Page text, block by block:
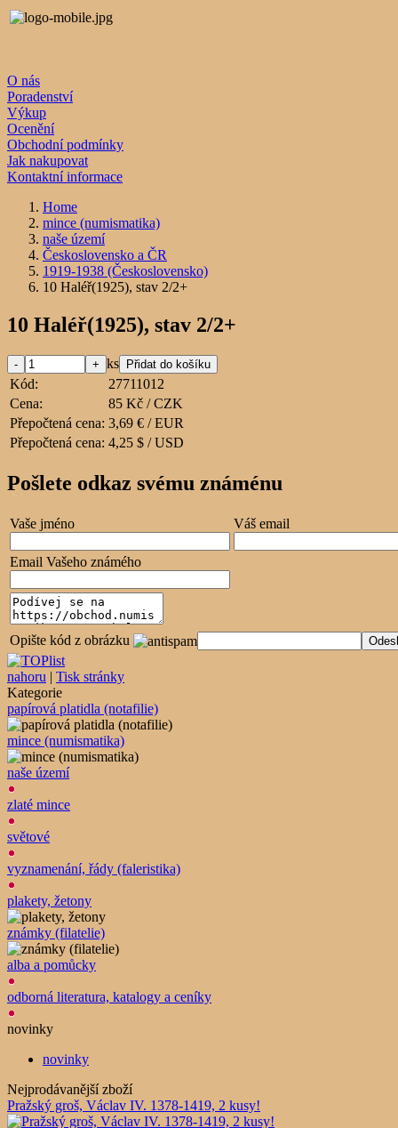
O nás
Poradenství
Výkup
Ocenění
Obchodní podmínky
Jak nakupovat
Kontaktní informace
Home
mince (numismatika)
naše území
Československo a ČR
1919-1938 (Československo)
10 Haléř(1925), stav 2/2+
10 Haléř(1925), stav 2/2+
ks
Kód:
27711012
Cena:
85 Kč / CZK
Přepočtená cena: 3,69 € / EUR
Přepočtená cena: 4,25 $ / USD
Pošlete odkaz svému známénu
Vaše jméno Váš email
Email Vašeho známého
Opište kód z obrázku
nahoru | Tisk stránky
Kategorie
papírová platidla (notafilie)
mince (numismatika)
naše území
zlaté mince
světové
vyznamenání, řády (faleristika)
plakety, žetony
známky (filatelie)
alba a pomůcky
odborná literatura, katalogy a ceníky
novinky
novinky
Nejprodávanější zboží
Pražský groš, Václav IV. 1378-1419, 2 kusy!